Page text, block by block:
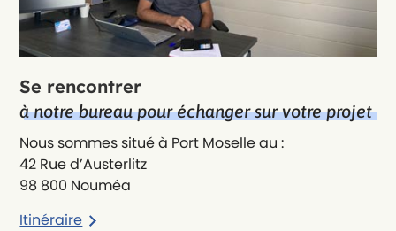
Se rencontrer
à notre bureau pour échanger sur votre projet
Nous sommes situé à Port Moselle au :
42 Rue d’Austerlitz
98 800 Nouméa
Itinéraire